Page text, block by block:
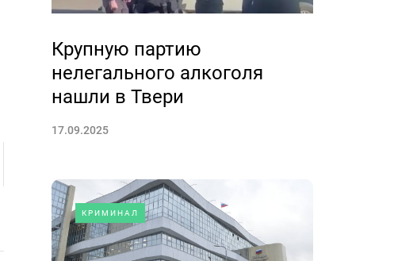
Крупную партию
нелегального алкоголя
нашли в Твери
17.09.2025
КРИМИНАЛ